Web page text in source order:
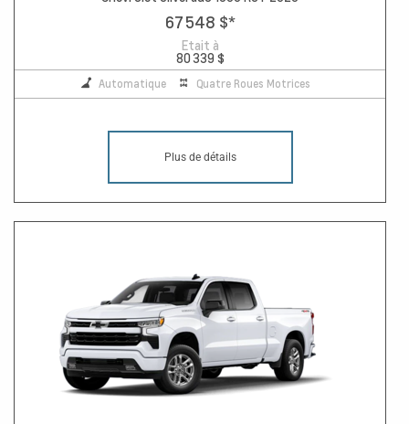
67 548 $*
Etait à
80 339 $
Automatique Quatre Roues Motrices
Plus de détails